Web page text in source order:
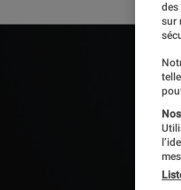
des
sur